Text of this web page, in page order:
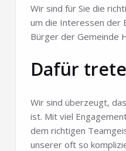
Wir sind für Sie die
um die Interessen der
Bürger der Gemeinde
Dafür
Wir sind überzeugt,
ist. Mit viel
dem richtigen
unserer oft so